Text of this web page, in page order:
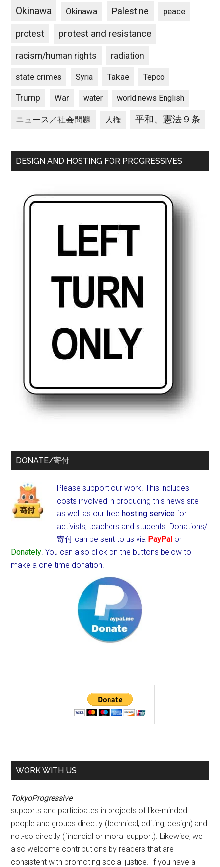
Okinawa Okinawa Palestine peace
protest protest and resistance
racism/human rights radiation
state crimes Syria Takae Tepco
Trump War water world news English
ニュース／社会問題 人権 平和、憲法９条
DESIGN AND HOSTING FOR PROGRESSIVES
DONATE/寄付
Please support our work. This includes
costs involved in producing this news site
as well as our freehosting service for
activists, teachers and students. Donations/
寄付 can be sent to us via PayPal or
Donately. You can also click on the buttons below to
make a one-time donation.
WORK WITH US
TokyoProgressive
supports and participates in projects of like-minded
people and groups directly (technical, editing, design) and
not-so directly (financial or moral support). Likewise, we
also welcome contributions by readers that are
consistent with promoting social justice. If you have a